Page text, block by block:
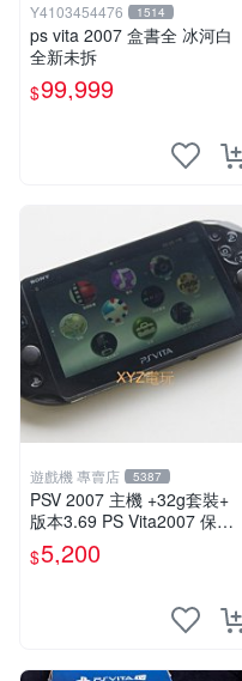
Y4103454476 1514
ps vita 2007 盒書全 冰河白
全新未拆
$99,999
遊戲機 專賣店 5387
PSV 2007 主機 +32g套裝+
版本3.69 PS Vita2007 保修
一年 8成新
$5,200